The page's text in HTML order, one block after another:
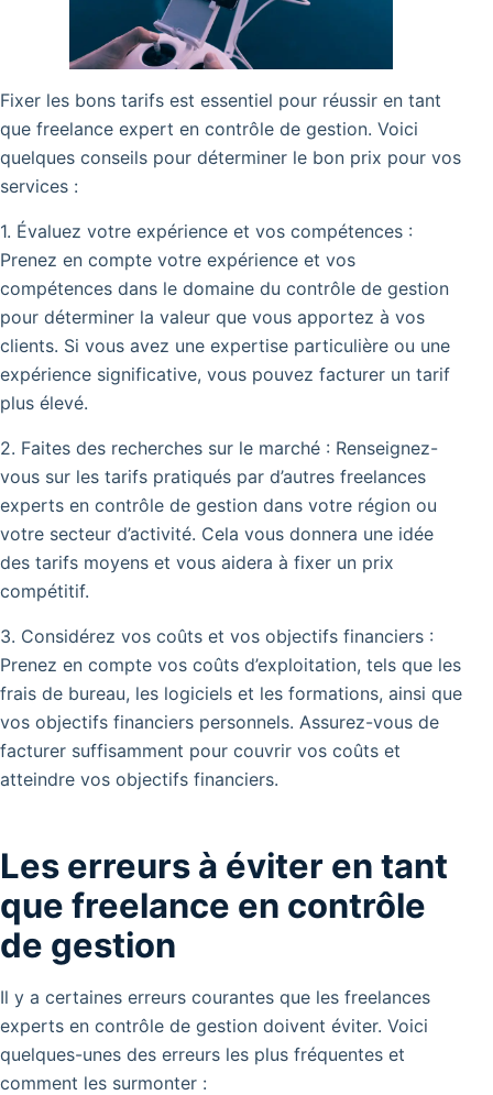
Fixer les bons tarifs est essentiel pour réussir en tant
que freelance expert en contrôle de gestion. Voici
quelques conseils pour déterminer le bon prix pour vos
services :
1. Évaluez votre expérience et vos compétences :
Prenez en compte votre expérience et vos
compétences dans le domaine du contrôle de gestion
pour déterminer la valeur que vous apportez à vos
clients. Si vous avez une expertise particulière ou une
expérience significative, vous pouvez facturer un tarif
plus élevé.
2. Faites des recherches sur le marché : Renseignez-
vous sur les tarifs pratiqués par d’autres freelances
experts en contrôle de gestion dans votre région ou
votre secteur d’activité. Cela vous donnera une idée
des tarifs moyens et vous aidera à fixer un prix
compétitif.
3. Considérez vos coûts et vos objectifs financiers :
Prenez en compte vos coûts d’exploitation, tels que les
frais de bureau, les logiciels et les formations, ainsi que
vos objectifs financiers personnels. Assurez-vous de
facturer suffisamment pour couvrir vos coûts et
atteindre vos objectifs financiers.
Les erreurs à éviter en tant
que freelance en contrôle
de gestion
Il y a certaines erreurs courantes que les freelances
experts en contrôle de gestion doivent éviter. Voici
quelques-unes des erreurs les plus fréquentes et
comment les surmonter :